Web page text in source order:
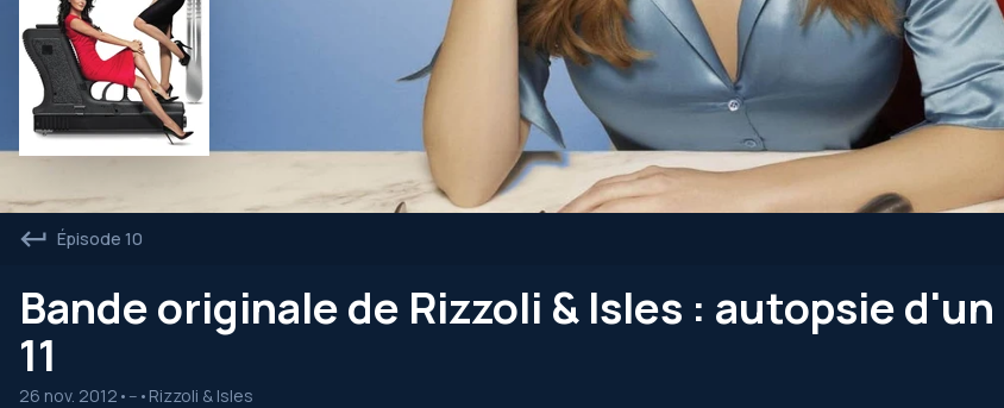
Épisode 10
Bande originale de Rizzoli & Isles : autopsie
11
26 nov. 2012 • -- • Rizzoli & Isles